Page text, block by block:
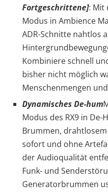
Fortgeschrittene]: Mit
Modus in Ambience
ADR-Schnitte nahtlos
Kombiniere schnell
bisher nicht möglich
Menschenmengen
Dynamisches De-hum
Modus des RX9 in
Brummen,
sofort und ohne
der Audioqualität
Funk- und
Generatorbrummen